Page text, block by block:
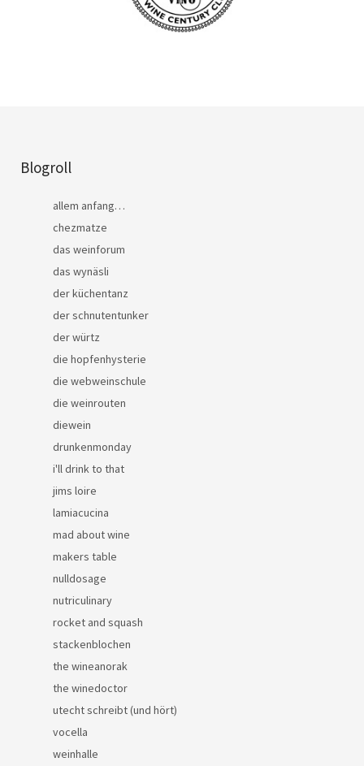
Blogroll
allem anfang…
chezmatze
das weinforum
das wynäsli
der küchentanz
der schnutentunker
der würtz
die hopfenhysterie
die webweinschule
die weinrouten
diewein
drunkenmonday
i'll drink to that
jims loire
lamiacucina
mad about wine
makers table
nulldosage
nutriculinary
rocket and squash
stackenblochen
the wineanorak
the winedoctor
utecht schreibt (und hört)
vocella
weinhalle